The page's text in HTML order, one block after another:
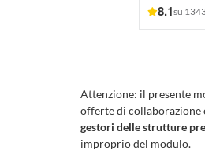
8.1su
Attenzione: il presente
offerte di
gestori delle strutture
improprio del modulo.